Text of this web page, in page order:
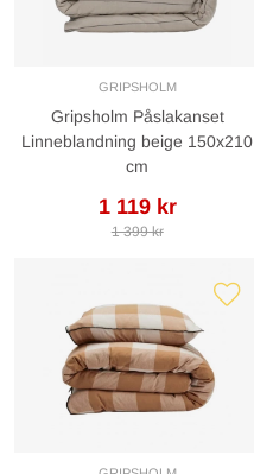
GRIPSHOLM
Gripsholm Påslakanset
Linneblandning beige 150x210
cm
1 119 kr
1 399 kr